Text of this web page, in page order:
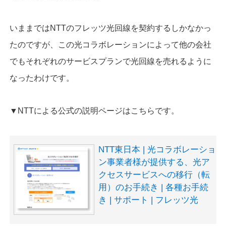
いままではNTTのフレッツ光回線を契約するしかなかっ
たのですが、この光コラボレーションによって他の会社
でもそれぞれのサービスプランで光回線を売れるように
なったわけです。
▼NTTによる公式の説明ページはこちらです。
NTT東日本 | 光コラボレーショ
ン事業者様が提供する、光ア
クセスサービスへの移行（転
用）のお手続き | 各種お手続
き | サポート | フレッツ光